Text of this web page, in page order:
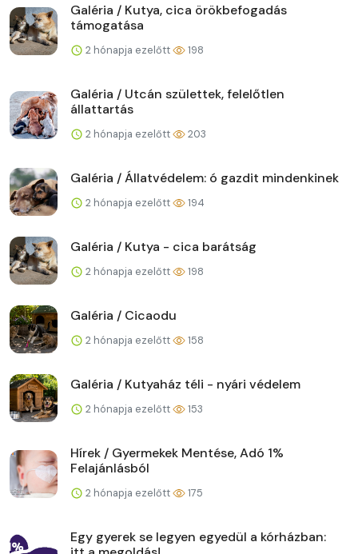
Galéria / Kutya, cica örökbefogadás
támogatása
2 hónapja ezelőtt 198
Galéria / Utcán születtek, felelőtlen
állattartás
2 hónapja ezelőtt 203
Galéria / Állatvédelem: ó gazdit mindenkinek
2 hónapja ezelőtt 194
Galéria / Kutya - cica barátság
2 hónapja ezelőtt 198
Galéria / Cicaodu
2 hónapja ezelőtt 158
Galéria / Kutyaház téli - nyári védelem
2 hónapja ezelőtt 153
Hírek / Gyermekek Mentése, Adó 1%
Felajánlásból
2 hónapja ezelőtt 175
Egy gyerek se legyen egyedül a kórházban: